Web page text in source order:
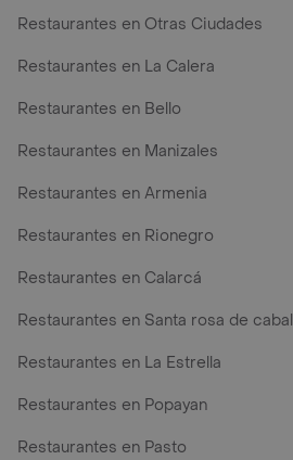
Restaurantes en Otras Ciudades
Restaurantes en La Calera
Restaurantes en Bello
Restaurantes en Manizales
Restaurantes en Armenia
Restaurantes en Rionegro
Restaurantes en Calarcá
Restaurantes en Santa rosa de cabal
Restaurantes en La Estrella
Restaurantes en Popayan
Restaurantes en Pasto